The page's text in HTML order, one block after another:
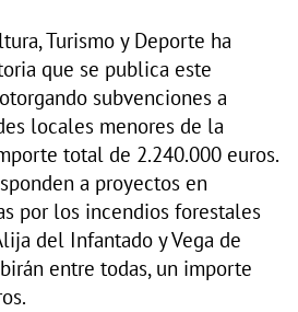
Turismo y Deporte ha
que se publica este
subvenciones a
locales menores de la
total de 2.240.000 euros.
a proyectos en
por los incendios forestales
del Infantado y Vega de
entre todas, un importe